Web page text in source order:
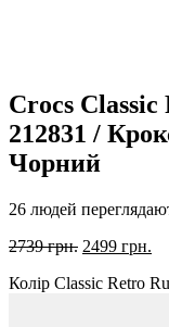
Crocs
212831 /
Чорний
26 людей
2739грн. Оригінальна
2739 грн..
2499 грн.
Колір Classic Retro